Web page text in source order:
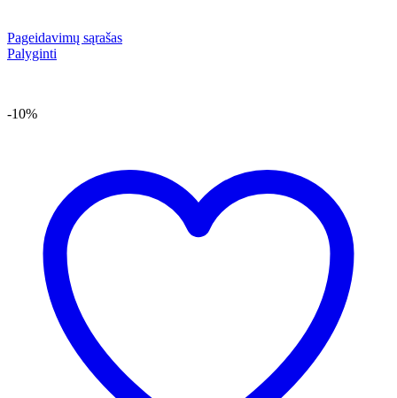
Pageidavimų sąrašas
Palyginti
-10%